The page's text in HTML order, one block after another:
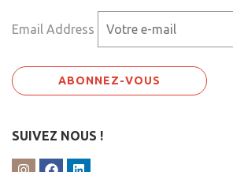
Email Address
SUIVEZ NOUS !